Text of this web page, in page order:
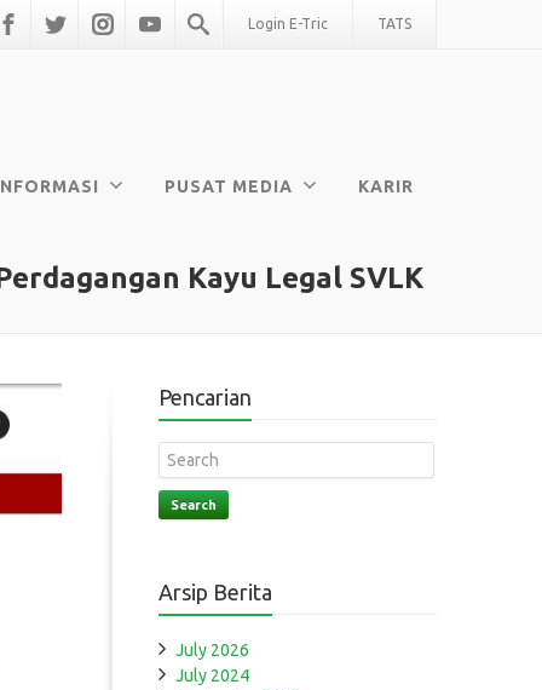
Login E-Tric TATS
PUSAT MEDIA KARIR
Kayu Legal SVLK
Pencarian
Search
Arsip Berita
July 2026
July 2024